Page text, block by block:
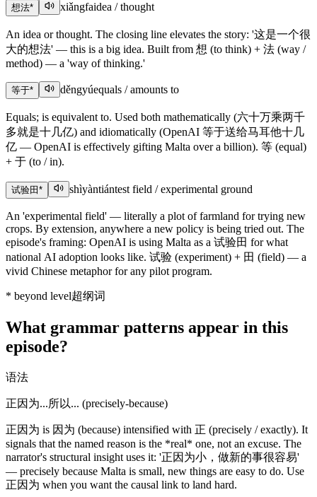
想法* xiǎngfaidea / thought
An idea or thought. The closing line elevates the story: '这是一个很
大的想法' — this is a big idea. Built from 想 (to think) + 法 (way /
method) — a 'way of thinking.'
等于* děngyúequals / amounts to
Equals; is equivalent to. Used both mathematically (六十万乘两千
多就是十几亿) and idiomatically (OpenAI 等于送给马耳他十几
亿 — OpenAI is effectively gifting Malta over a billion). 等 (equal)
+ 于 (to / in).
试验田 * shìyàntiántest field / experimental ground
An 'experimental field' — literally a plot of farmland for trying new
crops. By extension, anywhere a new policy is being tried out. The
episode's framing: OpenAI is using Malta as a 试验田 for what
national AI adoption looks like. 试验 (experiment) + 田 (field) — a
vivid Chinese metaphor for any pilot program.
* beyond level超纲词
What grammar patterns appear in this
episode?
语法
正因为...所以... (precisely-because)
正因为 is 因为 (because) intensified with 正 (precisely / exactly). It
signals that the named reason is the *real* one, not an excuse. The
narrator's structural insight uses it: '正因为小，做新的事很容易'
— precisely because Malta is small, new things are easy to do. Use
正因为 when you want the causal link to land hard.